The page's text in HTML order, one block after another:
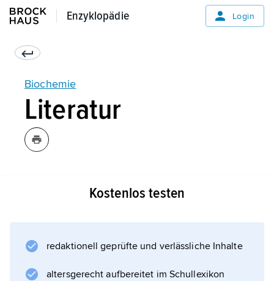
Enzyklopädie
Enzyklopädie Login
Biochemie
Literatur
Kostenlos testen
redaktionell geprüfte und verlässliche Inhalte
altersgerecht aufbereitet im Schullexikon